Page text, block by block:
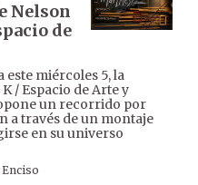
Nelson
de
miércoles 5, la
/ Espacio de Arte y
un recorrido por
a través de un montaje
en su universo